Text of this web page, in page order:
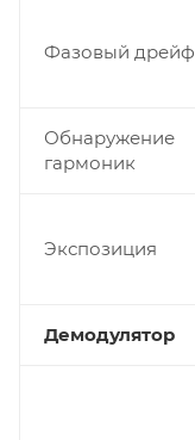
Фазовый дрейф
Обнаружение
гармоник
Экспозиция
Демодулятор